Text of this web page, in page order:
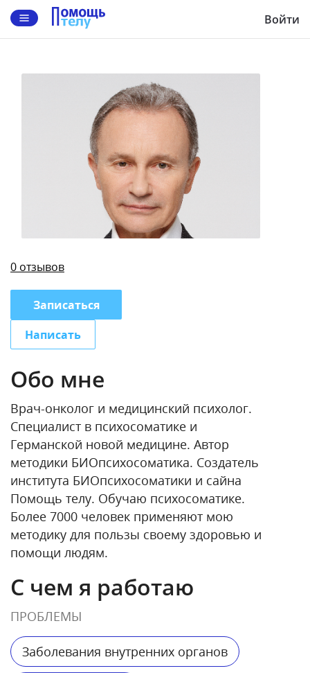
Войти
Обо мне
Врач-онколог и медицинский психолог.
Специалист в психосоматике и
Германской новой медицине. Автор
методики БИОпсихосоматика. Создатель
института БИОпсихосоматики и сайна
Помощь телу. Обучаю психосоматике.
Более 7000 человек применяют мою
методику для пользы своему здоровью и
помощи людям.
С чем я работаю
ПРОБЛЕМЫ
Заболевания внутренних органов
0 отзывов
Записаться
Написать